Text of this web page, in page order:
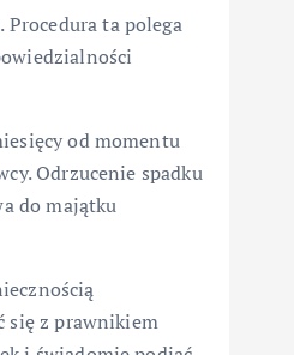
. Procedura ta polega
od momentu
Odrzucenie spadku
do majątku
się z prawnikiem